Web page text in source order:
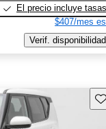
El precio incluye tasas
$407/mes
Verif. disponibilidad